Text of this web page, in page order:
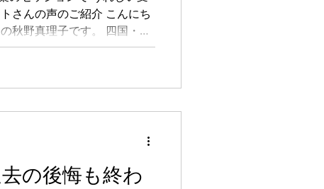
さんの声のご紹介 こんにち
秋野真理子です。 四国・徳
にもつながり、 魂に目覚め
の変容をスピリチュアル
去の後悔も終わ